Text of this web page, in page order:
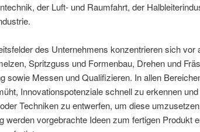
der Luft- und Raumfahrt, der
des Unternehmens konzentrieren sich vor
Spritzguss und Formenbau, Drehen und
sowie Messen und Qualifizieren. In allen
Innovationspotenziale schnell zu erkennen
Techniken zu entwerfen, um diese
werden vorgebrachte Ideen zum fertigen Produkt